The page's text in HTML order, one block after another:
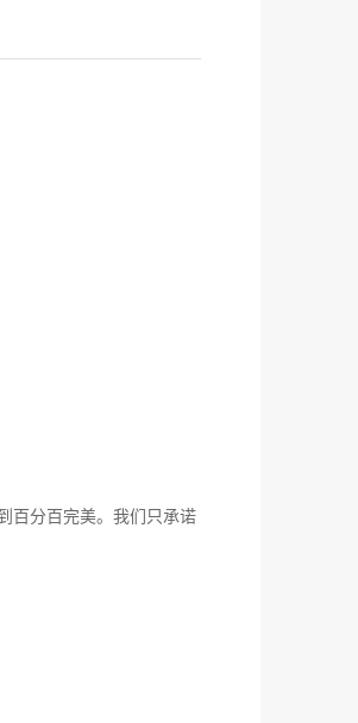
百分百完美。我们只承诺